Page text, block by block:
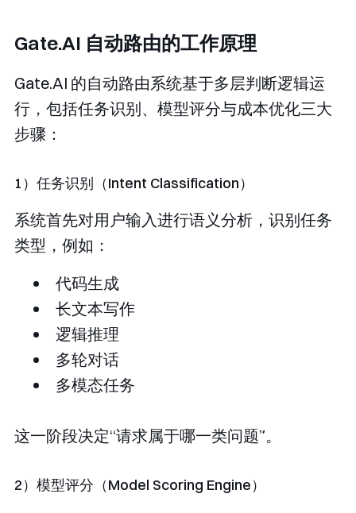
Gate.AI 自动路由的工作原理
Gate.AI 的自动路由系统基于多层判断逻辑运
行，包括任务识别、模型评分与成本优化三大
步骤：
1）任务识别（Intent Classification）
系统首先对用户输入进行语义分析，识别任务
类型，例如：
代码生成
长文本写作
逻辑推理
多轮对话
多模态任务
这一阶段决定“请求属于哪一类问题”。
2）模型评分（Model Scoring Engine）